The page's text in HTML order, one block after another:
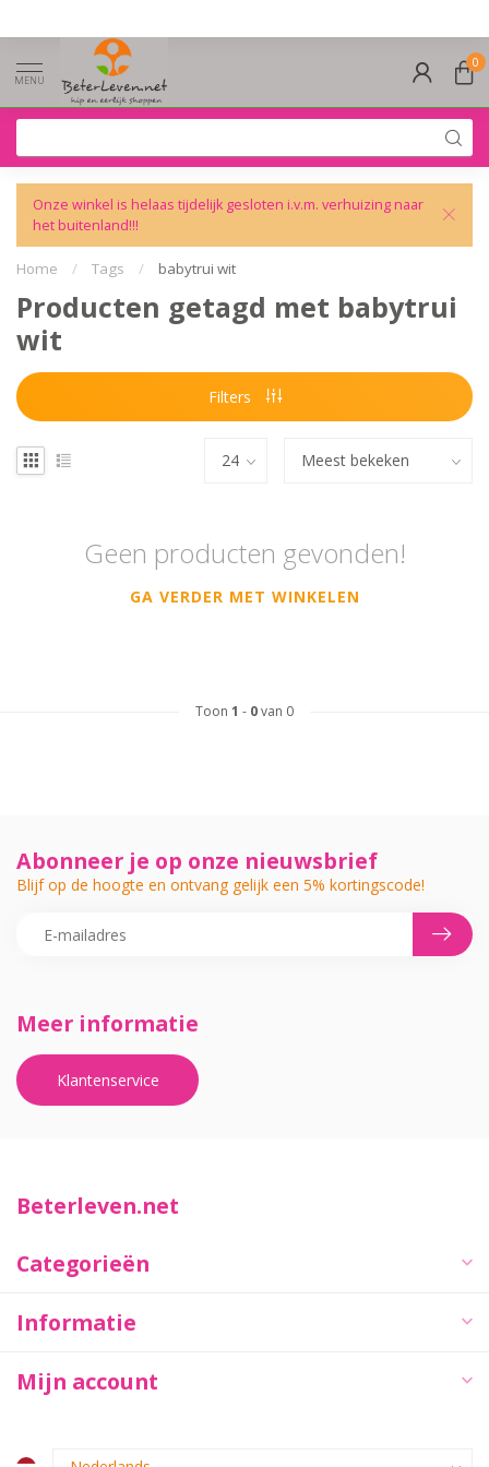
MENU
0
Onze winkel is helaas tijdelijk gesloten i.v.m. verhuizing naar
het buitenland!!!
Home / Tags / babytrui wit
Producten getagd met babytrui
wit
Filters
Geen producten gevonden!
GA VERDER MET WINKELEN
Toon 1 - 0van 0
Meer informatie
Klantenservice
Abonneer je op onze nieuwsbrief
Blijf op de hoogte en ontvang gelijk een 5% kortingscode!
Beterleven.net
Categorieën
Informatie
Mijn account